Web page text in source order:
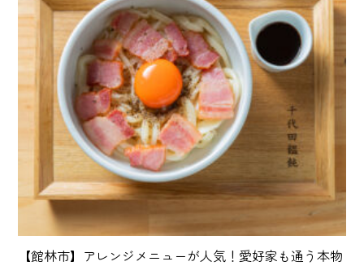
【館林市】アレンジメニューが人気！愛好家も通う本物